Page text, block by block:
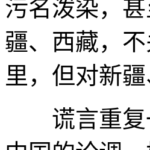
污名泼染，
疆、西藏，
里，但对新
谎言重复